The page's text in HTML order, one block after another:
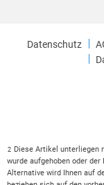
Datenschutz
2
Diese Artikel unterliegen
wurde aufgehoben oder
Alternative wird Ihnen auf